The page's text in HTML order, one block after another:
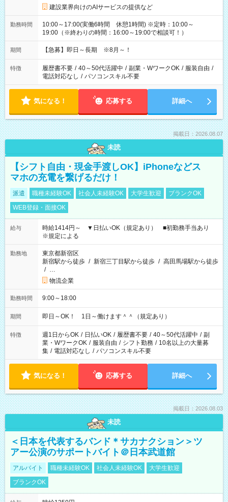
建設業界向けのAIサービスの提供など
勤務時間
10:00～17:00(実働6時間 休憩1時間) ※定時：10:00～
19:00（※終わりの時間：16:00～19:00で相談可！）
期間 【急募】即日～長期 ※8月～！
特徴 履歴書不要 / 40～50代活躍中 / 副業・WワークOK / 服装自由 /
電話対応なし / パソコンスキル不要
気になる！ 応募する 詳細へ
掲載日：2026.08.07
未読
【シフト自由・現金手渡しOK】iPhoneなどス
マホの充電を繋げるだけ！
派遣 職種未経験OK 社会人未経験OK 大学生歓迎
ブランクOK
WEB登録・面接OK
給与
時給1414円～ ▼日払いOK（規定あり） ■初勤務手当あり
※規定による
勤務地
東京都新宿区
新宿駅から徒歩 / 新宿三丁目駅から徒歩 / 高田馬場駅から徒歩
/ …
物流企業
勤務時間 9:00～18:00
期間 即日～OK！ 1日～働けます＾＾（規定あり）
特徴 週1日からOK / 日払いOK / 履歴書不要 / 40～50代活躍中 / 副
業・WワークOK / 服装自由 / シフト勤務 / 10名以上の大量募
集 / 電話対応なし / パソコンスキル不要
気になる！ 応募する 詳細へ
掲載日：2026.08.03
未読
＜日本を代表するバンド＊サカナクション＞ツ
アー公演のサポートバイト＠日本武道館
アルバイト 職種未経験OK 社会人未経験OK
大学生歓迎
ブランクOK